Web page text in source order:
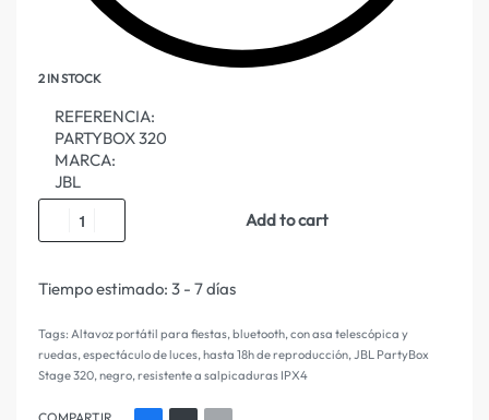
2 IN STOCK
REFERENCIA:
PARTYBOX 320
MARCA:
JBL
Add to cart
Tiempo estimado: 3 - 7 días
Tags: Altavoz portátil para fiestas,bluetooth,con asa telescópica y
ruedas,espectáculo de luces,hasta 18h de reproducción,JBL PartyBox
Stage 320,negro,resistente a salpicaduras IPX4